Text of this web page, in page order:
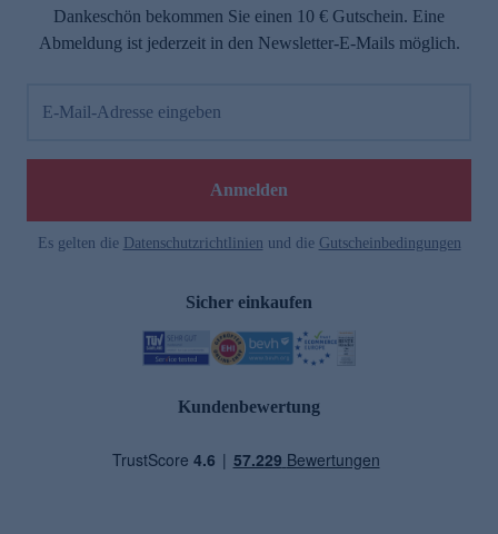
Dankeschön bekommen Sie einen 10 € Gutschein. Eine
Abmeldung ist jederzeit in den Newsletter-E-Mails möglich.
E-Mail-Adresse eingeben
Anmelden
Es gelten die Datenschutzrichtlinien und die Gutscheinbedingungen
Sicher einkaufen
Kundenbewertung